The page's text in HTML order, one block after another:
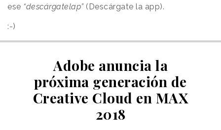
ese “descárgatelap” (Descárgate la app).
:-)
Adobe anuncia la
próxima generación de
Creative Cloud en MAX
2018